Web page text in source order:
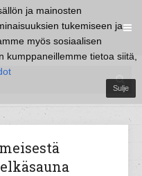
ja mainosten
tukemiseen ja
myös sosiaalisen
kumppaneillemme tietoa siitä,
Sulje